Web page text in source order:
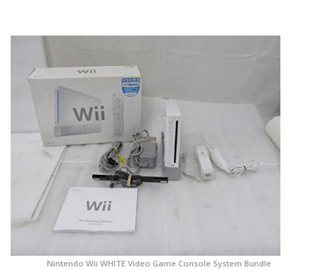
Nintendo Wii WHITE Video Game Console System Bundle